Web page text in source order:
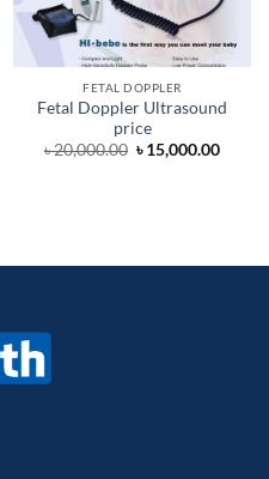
FETAL DOPPLER
Fetal Doppler Ultrasound
price
৳20,000.00 Original
price
৳15,000.00